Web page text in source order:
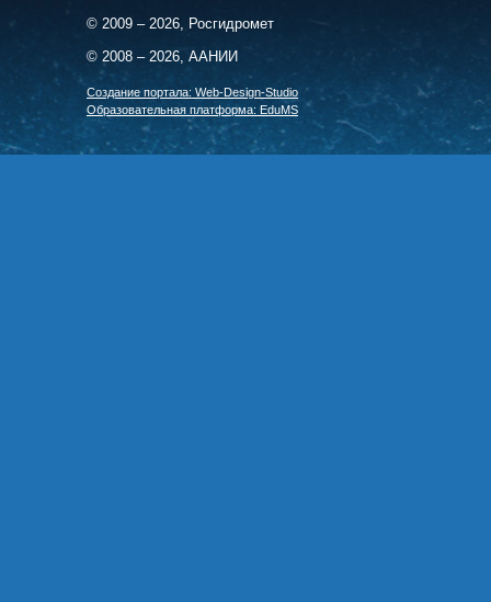
© 2009 – 2026, Росгидромет
© 2008 – 2026, ААНИИ
Cоздание портала: Web-Design-Studio
Образовательная платформа: EduMS